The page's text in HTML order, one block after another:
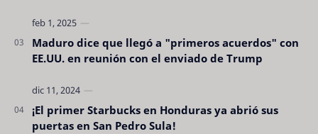
Maduro dice que llegó a "primeros acuerdos" con
EE.UU. en reunión con el enviado de Trump
¡El primer Starbucks en Honduras ya abrió sus
puertas en San Pedro Sula!